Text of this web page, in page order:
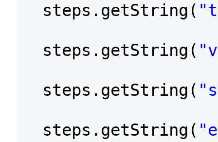
steps.getString(
steps.getString(
steps.getString(
steps.getString(